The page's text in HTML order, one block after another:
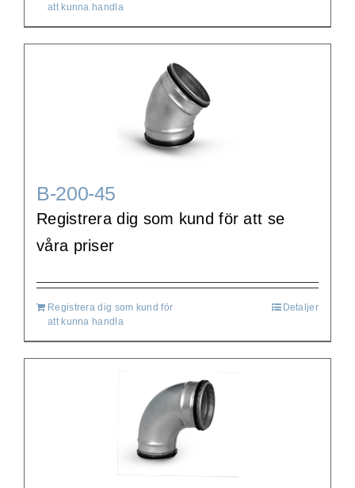
att kunna handla
B-200-45
Registrera dig som kund för att se
våra priser
Registrera dig som kund för
att kunna handla
Detaljer